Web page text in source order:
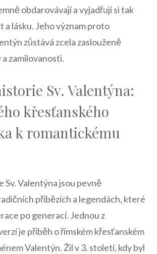
obdarovávají a ​vyjadřují‌ si tak
a lásku. Jeho význam proto
⁤zůstává zcela zaslouženě
zamilovanosti.
Sv. Valentýna:
křesťanského
k romantickému
Sv. Valentýna jsou pevně
příbězích a legendách, které
po generací. Jednou z‌
je příběh o římském křesťanském
Valentýn. Žil v 3. století, kdy byl